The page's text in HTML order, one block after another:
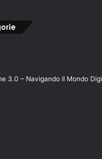
3.0 – Navigando il Mondo